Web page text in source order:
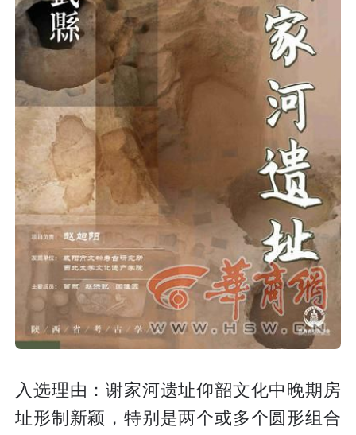
入选理由：谢家河遗址仰韶文化中晚期房
址形制新颖，特别是两个或多个圆形组合